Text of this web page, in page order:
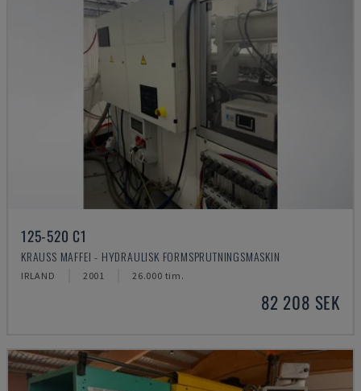
125-520 C1
KRAUSS MAFFEI - HYDRAULISK FORMSPRUTNINGSMASKIN
IRLAND 2001 26.000 tim.
82 208 SEK